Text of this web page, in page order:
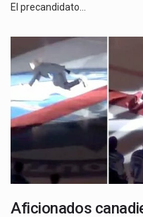
El precandidato…
Aficionados